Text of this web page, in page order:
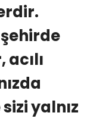
yalnız